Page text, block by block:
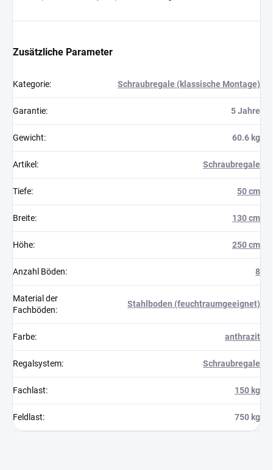
Zusätzliche Parameter
Kategorie: Schraubregale (klassische Montage)
Garantie: 5 Jahre
Gewicht: 60.6 kg
Artikel : Schraubregale
Tiefe: 50 cm
Breite: 130 cm
Höhe: 250 cm
Anzahl Böden: 8
Material der
Fachböden:
Stahlboden (feuchtraumgeeignet)
Farbe: anthrazit
Regalsystem: Schraubregale
Fachlast: 150 kg
Feldlast: 750 kg